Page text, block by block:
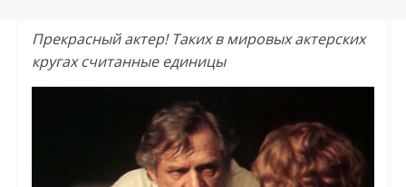
Прекрасный актер! Таких в мировых актерских
кругах считанные единицы